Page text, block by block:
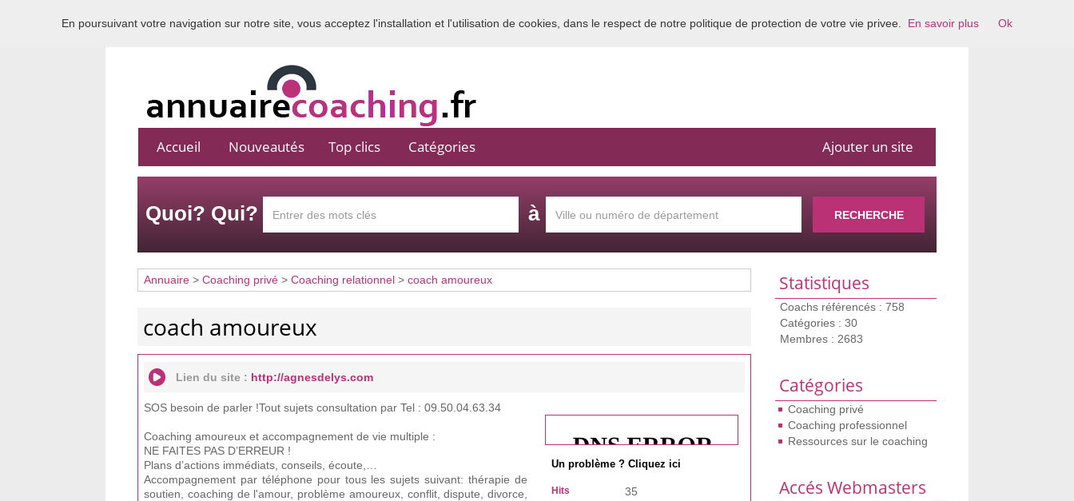
Bienvenue sur l'annuaire du coaching en France
Accueil Nouveautés Top clics Catégories Ajouter un site
Quoi? Qui? à RECHERCHE
Statistiques
Coachs référencés : 758
Catégories : 30
Membres : 2683
Catégories
Coaching privé
Coaching professionnel
Ressources sur le coaching
Accés Webmasters
Annuaire > Coaching privé > Coaching relationnel > coach amoureux
coach amoureux
Lien du site : http://agnesdelys.com
SOS besoin de parler !Tout sujets consultation par Tel : 09.50.04.63.34
Coaching amoureux et accompagnement de vie multiple :
NE FAITES PAS D’ERREUR !
Plans d’actions immédiats, conseils, écoute,…
Accompagnement par téléphone pour tous les sujets suivant: thérapie de
soutien, coaching de l'amour, problème amoureux, conflit, dispute, divorce,
Un problème ? Cliquez ici
Hits 35
En poursuivant votre navigation sur notre site, vous acceptez l'installation et l'utilisation de cookies, dans le respect de notre politique de protection de votre vie privee. En savoir plus Ok